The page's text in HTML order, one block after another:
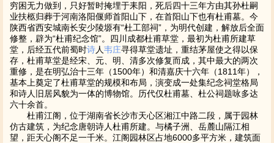
穷困无力做到，只好暂时掩埋于耒阳，死后四十三年方由其孙杜嗣
业扶柩归葬于河南洛阳偃师首阳山下，在首阳山下也有杜甫墓。今
陕西省西安城南长安少陵塬有“杜工部祠”，为明代创建，解放后全面
修整，辟为“杜甫纪念馆”。四川成都杜甫草堂，最初为杜甫所建草
堂，后经五代前蜀时诗人韦庄寻得草堂遗址，重结茅屋使之得以保
存，杜甫草堂是经宋、元、明、清多次修复而成，其中最大的两次
重修，是在明弘治十三年（1500年）和清嘉庆十六年（1811年），
基本上奠定了杜甫草堂的规模和布局，演变成一处集纪念祠堂格局
和诗人旧居风貌为一体的博物馆。历代仅杜甫墓、杜公祠题咏多达
六十余首。
杜甫江阁，位于湖南省长沙市天心区湘江中路二段，属于园林
仿古建筑，为纪念唐朝诗人杜甫所建。与橘子洲、岳麓山隔江相
望，距天心阁不足一千米。江阁园林区占地6000多平方米，建筑面